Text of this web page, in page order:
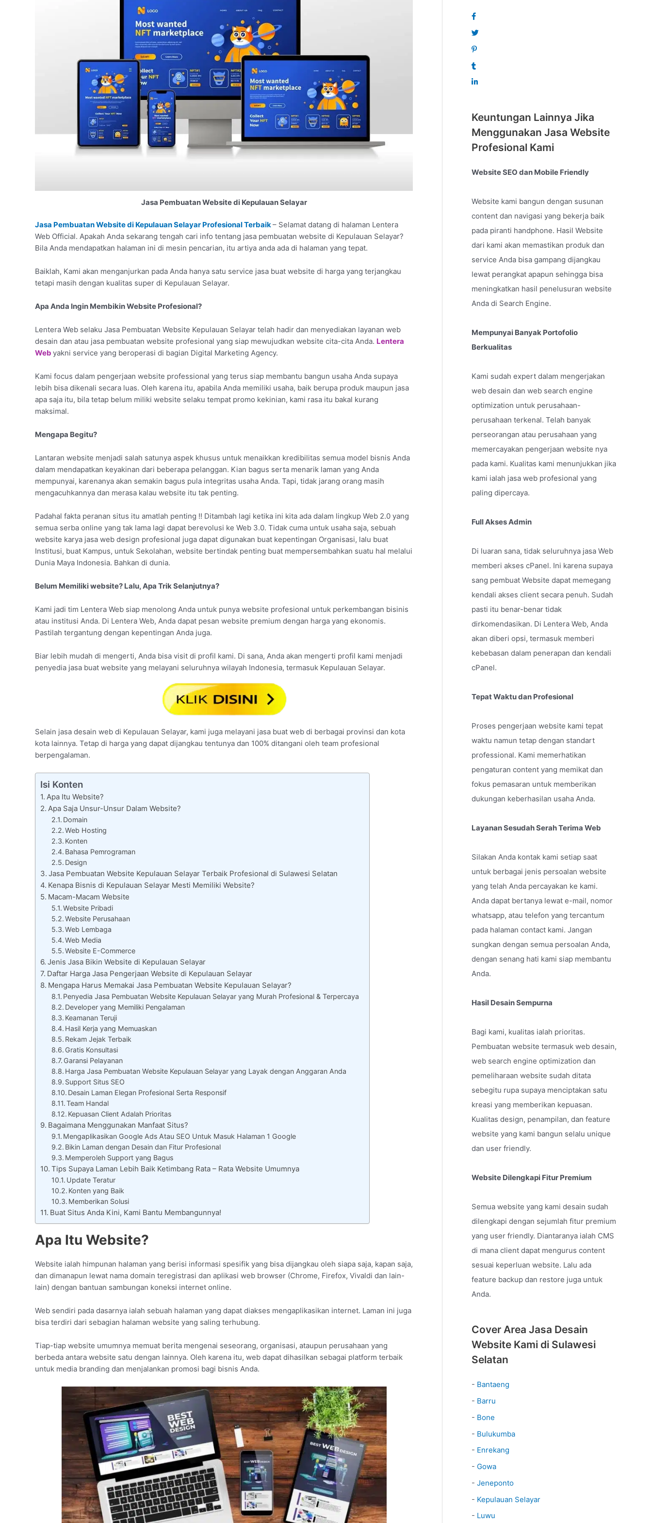
Jasa Pembuatan Website di Kepulauan Selayar
Jasa Pembuatan Website di Kepulauan Selayar Profesional Terbaik– Selamat datang di halaman Lentera
Web Official. Apakah Anda sekarang tengah cari info tentang jasa pembuatan website di Kepulauan Selayar?
Bila Anda mendapatkan halaman ini di mesin pencarian, itu artiya anda ada di halaman yang tepat.
Baiklah, Kami akan menganjurkan pada Anda hanya satu service jasa buat website di harga yang terjangkau
tetapi masih dengan kualitas super di Kepulauan Selayar.
Apa Anda Ingin Membikin Website Profesional?
Lentera Web selaku Jasa Pembuatan Website Kepulauan Selayar telah hadir dan menyediakan layanan web
desain dan atau jasa pembuatan website profesional yang siap mewujudkan website cita-cita Anda. Lentera
Web yakni service yang beroperasi di bagian Digital Marketing Agency.
Kami focus dalam pengerjaan website professional yang terus siap membantu bangun usaha Anda supaya
lebih bisa dikenali secara luas. Oleh karena itu, apabila Anda memiliki usaha, baik berupa produk maupun jasa
apa saja itu, bila tetap belum miliki website selaku tempat promo kekinian, kami rasa itu bakal kurang
maksimal.
Mengapa Begitu?
Lantaran website menjadi salah satunya aspek khusus untuk menaikkan kredibilitas semua model bisnis Anda
dalam mendapatkan keyakinan dari beberapa pelanggan. Kian bagus serta menarik laman yang Anda
mempunyai, karenanya akan semakin bagus pula integritas usaha Anda. Tapi, tidak jarang orang masih
mengacuhkannya dan merasa kalau website itu tak penting.
Padahal fakta peranan situs itu amatlah penting !! Ditambah lagi ketika ini kita ada dalam lingkup Web 2.0 yang
semua serba online yang tak lama lagi dapat berevolusi ke Web 3.0. Tidak cuma untuk usaha saja, sebuah
website karya jasa web design profesional juga dapat digunakan buat kepentingan Organisasi, lalu buat
Institusi, buat Kampus, untuk Sekolahan, website bertindak penting buat mempersembahkan suatu hal melalui
Dunia Maya Indonesia. Bahkan di dunia.
Belum Memiliki website? Lalu, Apa Trik Selanjutnya?
Kami jadi tim Lentera Web siap menolong Anda untuk punya website profesional untuk perkembangan bisinis
atau institusi Anda. Di Lentera Web, Anda dapat pesan website premium dengan harga yang ekonomis.
Pastilah tergantung dengan kepentingan Anda juga.
Biar lebih mudah di mengerti, Anda bisa visit di profil kami. Di sana, Anda akan mengerti profil kami menjadi
penyedia jasa buat website yang melayani seluruhnya wilayah Indonesia, termasuk Kepulauan Selayar.
Selain jasa desain web di Kepulauan Selayar, kami juga melayani jasa buat web di berbagai provinsi dan kota
kota lainnya. Tetap di harga yang dapat dijangkau tentunya dan 100% ditangani oleh team profesional
berpengalaman.
Isi Konten
Apa Itu Website?
Apa Saja Unsur-Unsur Dalam Website?
Domain
Web Hosting
Konten
Bahasa Pemrograman
Design
Jasa Pembuatan Website Kepulauan Selayar Terbaik Profesional di Sulawesi Selatan
Kenapa Bisnis di Kepulauan Selayar Mesti Memiliki Website?
Macam-Macam Website
Website Pribadi
Website Perusahaan
Web Lembaga
Web Media
Website E-Commerce
Jenis Jasa Bikin Website di Kepulauan Selayar
Daftar Harga Jasa Pengerjaan Website di Kepulauan Selayar
Mengapa Harus Memakai Jasa Pembuatan Website Kepulauan Selayar?
Penyedia Jasa Pembuatan Website Kepulauan Selayar yang Murah Profesional & Terpercaya
Developer yang Memiliki Pengalaman
Keamanan Teruji
Hasil Kerja yang Memuaskan
Rekam Jejak Terbaik
Gratis Konsultasi
Garansi Pelayanan
Harga Jasa Pembuatan Website Kepulauan Selayar yang Layak dengan Anggaran Anda
Support Situs SEO
Desain Laman Elegan Profesional Serta Responsif
Team Handal
Kepuasan Client Adalah Prioritas
Bagaimana Menggunakan Manfaat Situs?
Mengaplikasikan Google Ads Atau SEO Untuk Masuk Halaman 1 Google
Bikin Laman dengan Desain dan Fitur Profesional
Memperoleh Support yang Bagus
Tips Supaya Laman Lebih Baik Ketimbang Rata – Rata Website Umumnya
Update Teratur
Konten yang Baik
Memberikan Solusi
Buat Situs Anda Kini, Kami Bantu Membangunnya!
Apa Itu Website?
Website ialah himpunan halaman yang berisi informasi spesifik yang bisa dijangkau oleh siapa saja, kapan saja,
dan dimanapun lewat nama domain teregistrasi dan aplikasi web browser (Chrome, Firefox, Vivaldi dan lain-
lain) dengan bantuan sambungan koneksi internet online.
Web sendiri pada dasarnya ialah sebuah halaman yang dapat diakses mengaplikasikan internet. Laman ini juga
bisa terdiri dari sebagian halaman website yang saling terhubung.
Tiap-tiap website umumnya memuat berita mengenai seseorang, organisasi, ataupun perusahaan yang
berbeda antara website satu dengan lainnya. Oleh karena itu, web dapat dihasilkan sebagai platform terbaik
untuk media branding dan menjalankan promosi bagi bisnis Anda.
Keuntungan Lainnya Jika
Menggunakan Jasa Website
Profesional Kami
Website SEO dan Mobile Friendly
Website kami bangun dengan susunan
content dan navigasi yang bekerja baik
pada piranti handphone. Hasil Website
dari kami akan memastikan produk dan
service Anda bisa gampang dijangkau
lewat perangkat apapun sehingga bisa
meningkatkan hasil penelusuran website
Anda di Search Engine.
Mempunyai Banyak Portofolio
Berkualitas
Kami sudah expert dalam mengerjakan
web desain dan web search engine
optimization untuk perusahaan-
perusahaan terkenal. Telah banyak
perseorangan atau perusahaan yang
memercayakan pengerjaan website nya
pada kami. Kualitas kami menunjukkan jika
kami ialah jasa web profesional yang
paling dipercaya.
Full Akses Admin
Di luaran sana, tidak seluruhnya jasa Web
memberi akses cPanel. Ini karena supaya
sang pembuat Website dapat memegang
kendali akses client secara penuh. Sudah
pasti itu benar-benar tidak
dirkomendasikan. Di Lentera Web, Anda
akan diberi opsi, termasuk memberi
kebebasan dalam penerapan dan kendali
cPanel.
Tepat Waktu dan Profesional
Proses pengerjaan website kami tepat
waktu namun tetap dengan standart
professional. Kami memerhatikan
pengaturan content yang memikat dan
fokus pemasaran untuk memberikan
dukungan keberhasilan usaha Anda.
Layanan Sesudah Serah Terima Web
Silakan Anda kontak kami setiap saat
untuk berbagai jenis persoalan website
yang telah Anda percayakan ke kami.
Anda dapat bertanya lewat e-mail, nomor
whatsapp, atau telefon yang tercantum
pada halaman contact kami. Jangan
sungkan dengan semua persoalan Anda,
dengan senang hati kami siap membantu
Anda.
Hasil Desain Sempurna
Bagi kami, kualitas ialah prioritas.
Pembuatan website termasuk web desain,
web search engine optimization dan
pemeliharaan website sudah ditata
sebegitu rupa supaya menciptakan satu
kreasi yang memberikan kepuasan.
Kualitas design, penampilan, dan feature
website yang kami bangun selalu unique
dan user friendly.
Website Dilengkapi Fitur Premium
Semua website yang kami desain sudah
dilengkapi dengan sejumlah fitur premium
yang user friendly. Diantaranya ialah CMS
di mana client dapat mengurus content
sesuai keperluan website. Lalu ada
feature backup dan restore juga untuk
Anda.
Cover Area Jasa Desain
Website Kami di Sulawesi
Selatan
- Bantaeng
- Barru
- Bone
- Bulukumba
- Enrekang
- Gowa
- Jeneponto
- Kepulauan Selayar
- Luwu